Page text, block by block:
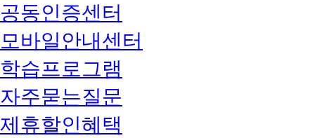
공동인증센터
모바일안내센터
학습프로그램
자주묻는질문
제휴할인혜택